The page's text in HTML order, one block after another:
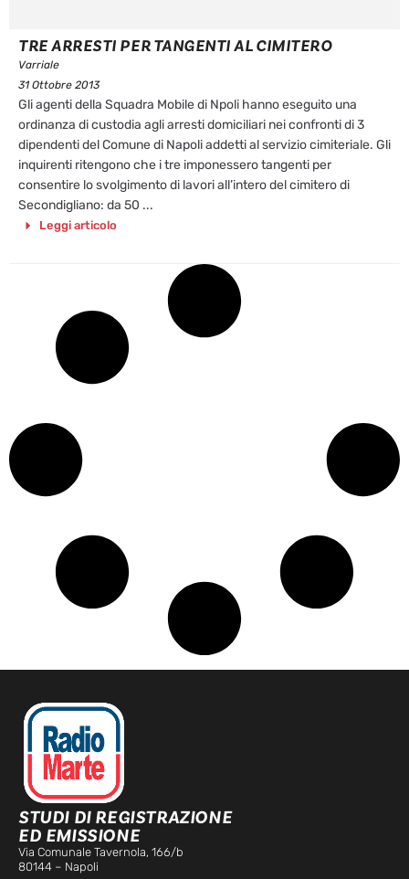
TRE ARRESTI PER TANGENTI AL CIMITERO
Varriale
31 Ottobre 2013
Gli agenti della Squadra Mobile di Npoli hanno eseguito una
ordinanza di custodia agli arresti domiciliari nei confronti di 3
dipendenti del Comune di Napoli addetti al servizio cimiteriale. Gli
inquirenti ritengono che i tre imponessero tangenti per
consentire lo svolgimento di lavori all’intero del cimitero di
Secondigliano: da 50 ...
Leggi articolo
STUDI DI REGISTRAZIONE
ED EMISSIONE
Via Comunale Tavernola, 166/b
80144 – Napoli